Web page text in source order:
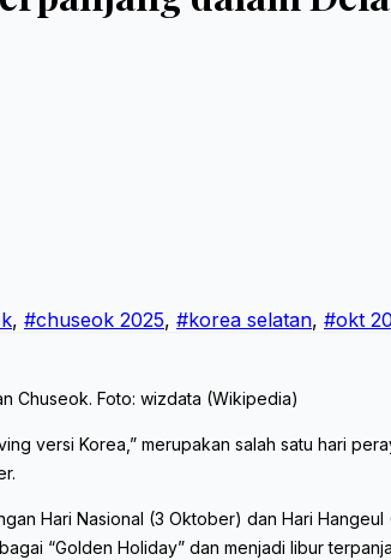
, #chuseok 2025, #korea selatan, #okt
Chuseok. Foto: wizdata (Wikipedia)
versi Korea,” merupakan salah satu hari
Hari Nasional (3 Oktober) dan Hari
“Golden Holiday” dan menjadi libur